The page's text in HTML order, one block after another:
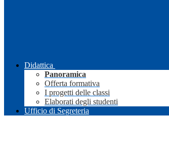
Didattica
Panoramica
Offerta formativa
I progetti delle classi
Elaborati degli studenti
Ufficio di Segreteria